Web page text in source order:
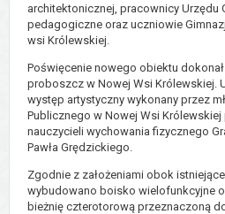
architektonicznej, pracownicy Urzędu
pedagogiczne oraz uczniowie
wsi Królewskiej.
Poświęcenie nowego obiektu
proboszcz w Nowej Wsi Królewskiej.
występ artystyczny wykonany przez
Publicznego w Nowej Wsi
nauczycieli wychowania fizycznego
Pawła Grędzickiego.
Zgodnie z założeniami obok
wybudowano boisko wielofunkcyjne o
bieżnię czterotorową przeznaczoną